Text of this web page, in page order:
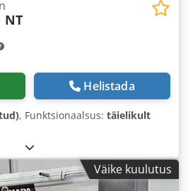
NT
Helistada
, Funktsionaalsus: täielikult
Väike kuulutus